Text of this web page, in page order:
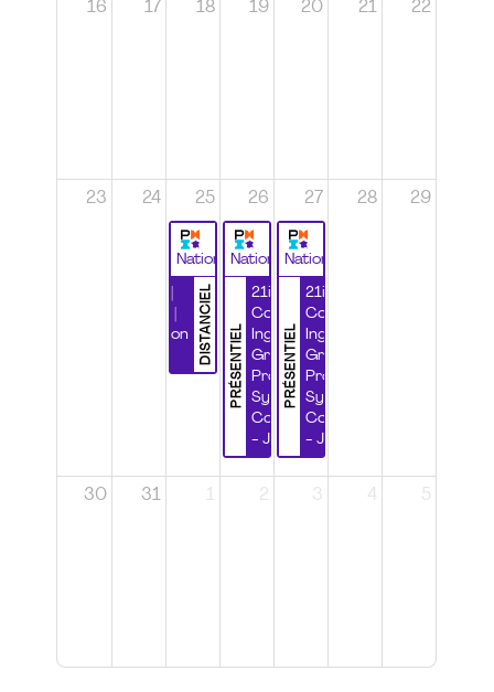
16 17 18 19 20 21 22
23 24 25
National
DISTANCIEL
Certification
26
National
PRÉSENTIEL
21ième
Congrès
Ingénierie
Grands
Projets et
Systèmes
Complexes
- Jour 1
27
National
PRÉSENTIEL
21ième
Congrès
Ingénierie
Grands
Projets et
Systèmes
Complexes
- Jour 2
28 29
30 31 1 2 3 4 5